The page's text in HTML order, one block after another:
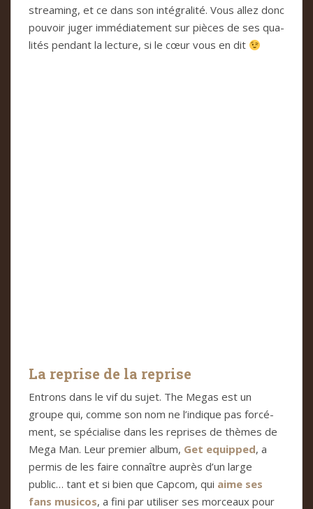
strea­ming, et ce dans son inté­gra­lité. Vous allez donc
pou­voir juger immé­dia­te­ment sur piè­ces de ses qua­
li­tés pen­dant la lec­ture, si le cœur vous en dit
La reprise de la reprise
Entrons dans le vif du sujet. The Megas est un
groupe qui, comme son nom ne l’indi­que pas for­cé­
ment, se spé­cia­lise dans les repri­ses de thè­mes de
Mega Man. Leur pre­mier album, Get equip­ped, a
per­mis de les faire con­naî­tre auprès d’un large
public… tant et si bien que Cap­com, qui aime ses
fans musi­cos, a fini par uti­li­ser ses mor­ceaux pour